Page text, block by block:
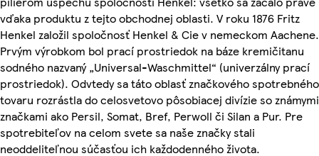
vďaka produktu z tejto obchodnej oblasti. V roku 1876 Fritz
Henkel založil spoločnosť Henkel & Cie v nemeckom Aachene.
Prvým výrobkom bol prací prostriedok na báze kremičitanu
sodného nazvaný „Universal-Waschmittel“ (univerzálny prací
prostriedok). Odvtedy sa táto oblasť značkového spotrebného
tovaru rozrástla do celosvetovo pôsobiacej divízie so známymi
značkami ako Persil, Somat, Bref, Perwoll či Silan a Pur. Pre
spotrebiteľov na celom svete sa naše značky stali
neoddeliteľnou súčasťou ich každodenného života.